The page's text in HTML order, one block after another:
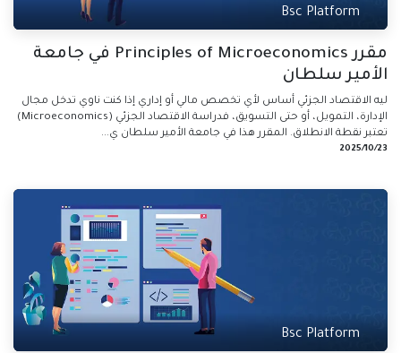
Bsc Platform
مقرر Principles of Microeconomics في جامعة
الأمير سلطان
ليه الاقتصاد الجزئي أساس لأي تخصص مالي أو إداري إذا كنت ناوي تدخل مجال
الإدارة، التمويل، أو حتى التسويق، فدراسة الاقتصاد الجزئي (Microeconomics)
تعتبر نقطة الانطلاق. المقرر هذا في جامعة الأمير سلطان ي...
23‏/10‏/2025
Bsc Platform